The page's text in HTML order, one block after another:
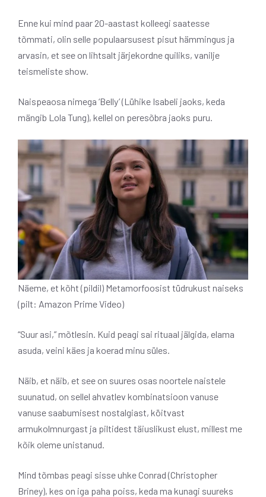
Enne kui mind paar 20-aastast kolleegi saatesse
tõmmati, olin selle populaarsusest pisut hämmingus ja
arvasin, et see on lihtsalt järjekordne quiliks, vanilje
teismeliste show.
Naispeaosa nimega ‘Belly’ (Lühike Isabeli jaoks, keda
mängib Lola Tung), kellel on peresõbra jaoks puru.
Näeme, et kõht (pildil) Metamorfoosist tüdrukust naiseks
(pilt: Amazon Prime Video)
“Suur asi,” mõtlesin. Kuid peagi sai rituaal jälgida, elama
asuda, veini käes ja koerad minu süles.
Näib, et näib, et see on suures osas noortele naistele
suunatud, on sellel ahvatlev kombinatsioon vanuse
vanuse saabumisest nostalgiast, köitvast
armukolmnurgast ja piltidest täiuslikust elust, millest me
kõik oleme unistanud.
Mind tõmbas peagi sisse uhke Conrad (Christopher
Briney), kes on iga paha poiss, keda ma kunagi suureks